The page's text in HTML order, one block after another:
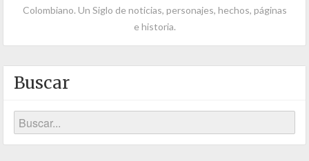
Colombiano. Un Siglo de noticias, personajes, hechos, páginas
e historia.
Buscar